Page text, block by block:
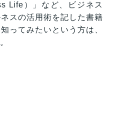
Life）」など、ビジネス
スの活用術を記した書籍
ってみたいという方は、